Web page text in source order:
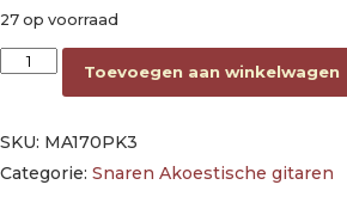
27 op voorraad
string set 3-PACK 80/20 bronze, extra
Toevoegen aan winkelwagen
SKU: MA170PK3
Categorie: Snaren Akoestische gitaren